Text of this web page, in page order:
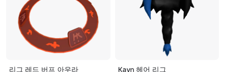
리그 레드 버프 아우라 Kayn 헤어 리그